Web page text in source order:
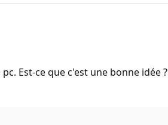
Est-ce que c'est une bonne idée ?